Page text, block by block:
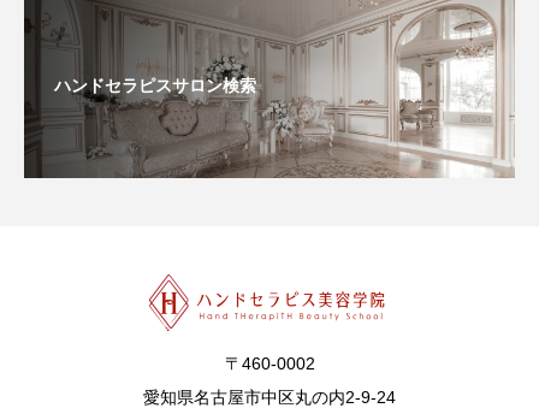
ハンドセラピスサロン検索
〒460-0002
愛知県名古屋市中区丸の内2-9-24